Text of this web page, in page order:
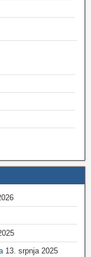
13. srpnja 2025